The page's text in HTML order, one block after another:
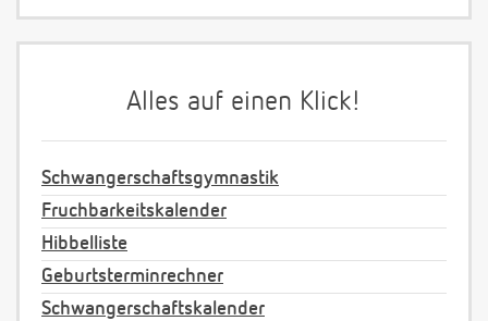
Alles auf einen Klick!
Schwangerschaftsgymnastik
Fruchbarkeitskalender
Hibbelliste
Geburtsterminrechner
Schwangerschaftskalender